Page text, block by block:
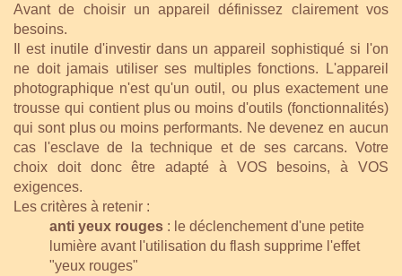
Avant de choisir un appareil définissez clairement vos
besoins.
Il est inutile d'investir dans un appareil sophistiqué si l'on
ne doit jamais utiliser ses multiples fonctions. L'appareil
photographique n'est qu'un outil, ou plus exactement une
trousse qui contient plus ou moins d'outils (fonctionnalités)
qui sont plus ou moins performants. Ne devenez en aucun
cas l'esclave de la technique et de ses carcans. Votre
choix doit donc être adapté à VOS besoins, à VOS
exigences.
Les critères à retenir :
anti yeux rouges : le déclenchement d'une petite
lumière avant l'utilisation du flash supprime l'effet
"yeux rouges"